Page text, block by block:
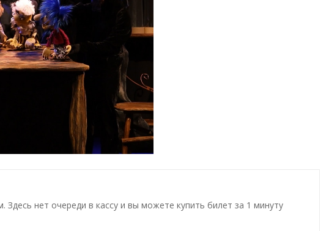
нет очереди в кассу и вы можете купить билет за 1 минуту